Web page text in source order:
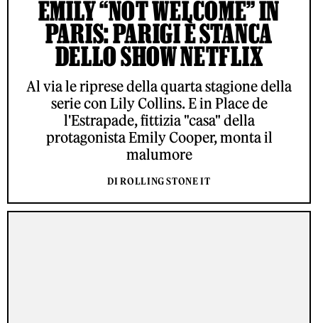
EMILY “NOT WELCOME” IN
PARIS: PARIGI È STANCA
DELLO SHOW NETFLIX
Al via le riprese della quarta stagione della
serie con Lily Collins. E in Place de
l'Estrapade, fittizia "casa" della
protagonista Emily Cooper, monta il
malumore
DI ROLLING STONE IT